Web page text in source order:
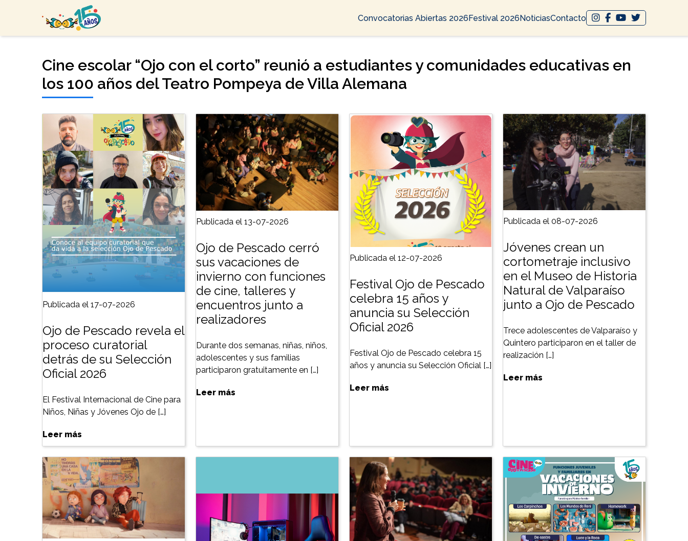
Convocatorias Abiertas 2026Festival 2026NoticiasContacto
Cine escolar “Ojo con el corto” reunió a estudiantes y comunidades educativas en
los 100 años del Teatro Pompeya de Villa Alemana
Publicada el 17-07-2026
Ojo de Pescado revela el
proceso curatorial
detrás de su Selección
Oficial 2026
El Festival Internacional de Cine para
Niños, Niñas y Jóvenes Ojo de […]
Leer más
Publicada el 13-07-2026
Ojo de Pescado cerró
sus vacaciones de
invierno con funciones
de cine, talleres y
encuentros junto a
realizadores
Durante dos semanas, niñas, niños,
adolescentes y sus familias
participaron gratuitamente en […]
Leer más
Publicada el 12-07-2026
Festival Ojo de Pescado
celebra 15 años y
anuncia su Selección
Oficial 2026
Festival Ojo de Pescado celebra 15
años y anuncia su Selección Oficial […]
Leer más
Publicada el 08-07-2026
Jóvenes crean un
cortometraje inclusivo
en el Museo de Historia
Natural de Valparaíso
junto a Ojo de Pescado
Trece adolescentes de Valparaíso y
Quintero participaron en el taller de
realización […]
Leer más